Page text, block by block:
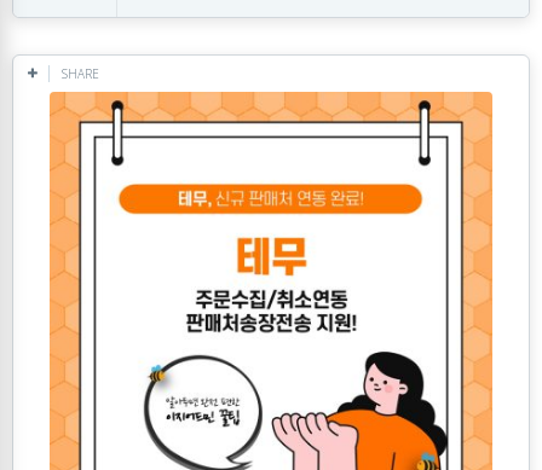
SHARE